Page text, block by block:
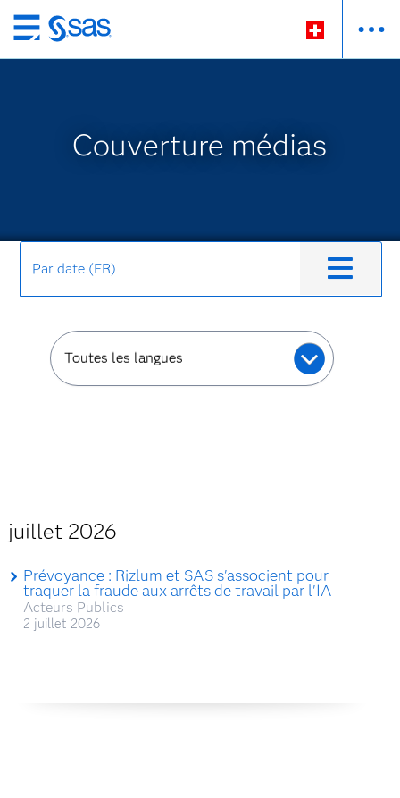
Passer
au
Couverture médias
Par date (FR)
Toutes les langues
juillet 2026
Prévoyance : Rizlum et SAS s'associent pour
traquer la fraude aux arrêts de travail par l'IA
Acteurs Publics
2 juillet 2026